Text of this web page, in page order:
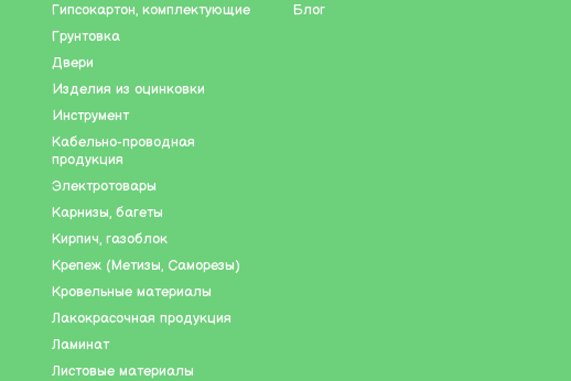
Гипсокартон, комплектующие
Грунтовка
Двери
Изделия из оцинковки
Инструмент
Кабельно-проводная
продукция
Электротовары
Карнизы, багеты
Кирпич, газоблок
Крепеж (Метизы, Саморезы)
Кровельные материалы
Лакокрасочная продукция
Ламинат
Листовые материалы
Блог